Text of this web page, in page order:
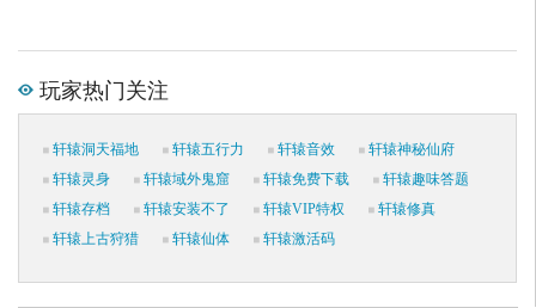
玩家热门关注
轩辕洞天福地 轩辕五行力 轩辕音效
轩辕神秘仙府
轩辕灵身
轩辕域外鬼窟 轩辕免费下载
轩辕趣味答题
轩辕存档
轩辕安装不了 轩辕VIP特权
轩辕修真
轩辕上古狩猎
轩辕仙体 轩辕激活码